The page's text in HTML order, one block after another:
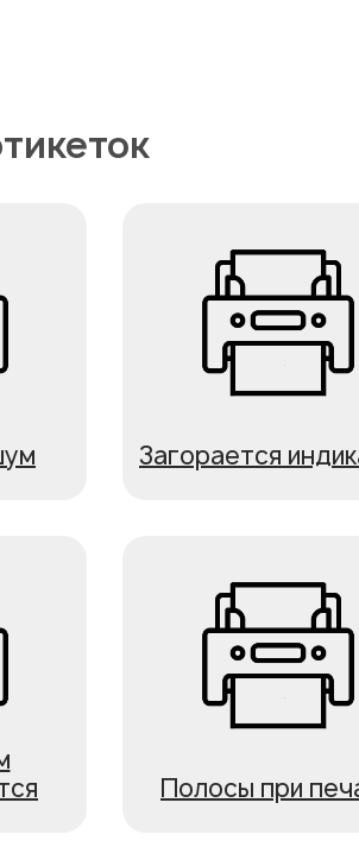
Загорается
Полосы при